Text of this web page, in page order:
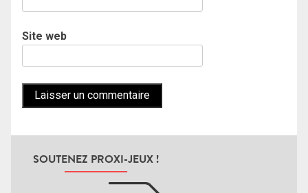
Site web
SOUTENEZ PROXI-JEUX !